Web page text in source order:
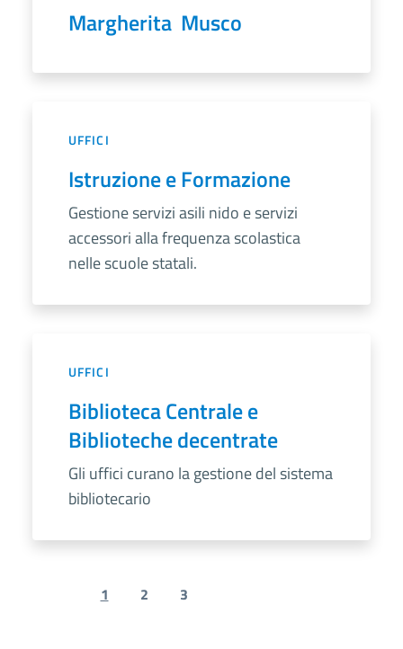
Margherita Musco
UFFICI
Istruzione e Formazione
Gestione servizi asili nido e servizi
accessori alla frequenza scolastica
nelle scuole statali.
UFFICI
Biblioteca Centrale e
Biblioteche decentrate
Gli uffici curano la gestione del sistema
bibliotecario
Previous page
1 2 3